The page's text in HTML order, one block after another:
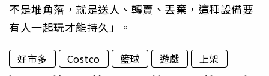
不是堆角落，就是送人、轉賣、丟棄，這種設備要
有人一起玩才能持久」。
好市多 Costco 籃球 遊戲
上架